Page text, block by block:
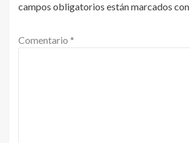
campos obligatorios están marcados con
Comentario *